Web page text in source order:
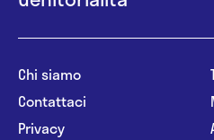
Chi siamo
Contattaci
Privacy